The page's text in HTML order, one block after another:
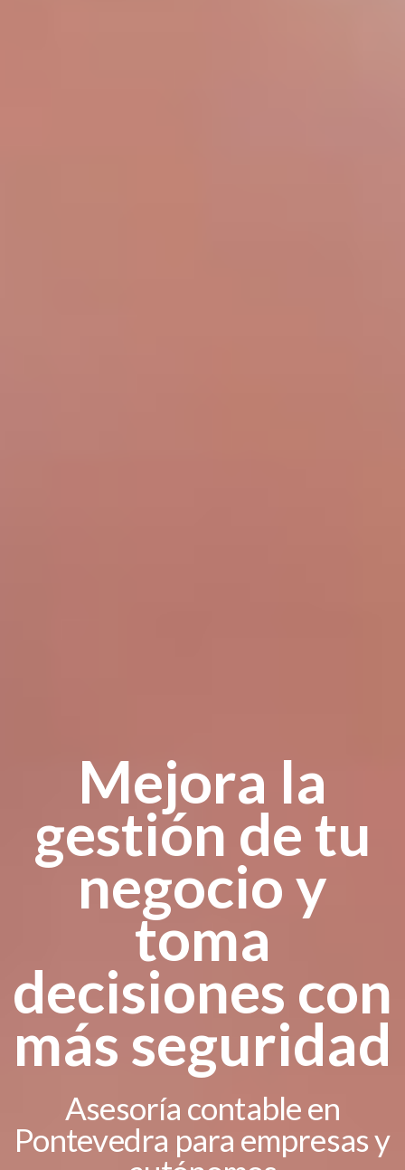
Mejora la
gestión de tu
negocio y
toma
decisiones con
más seguridad
Asesoría contable en
Pontevedra para empresas y